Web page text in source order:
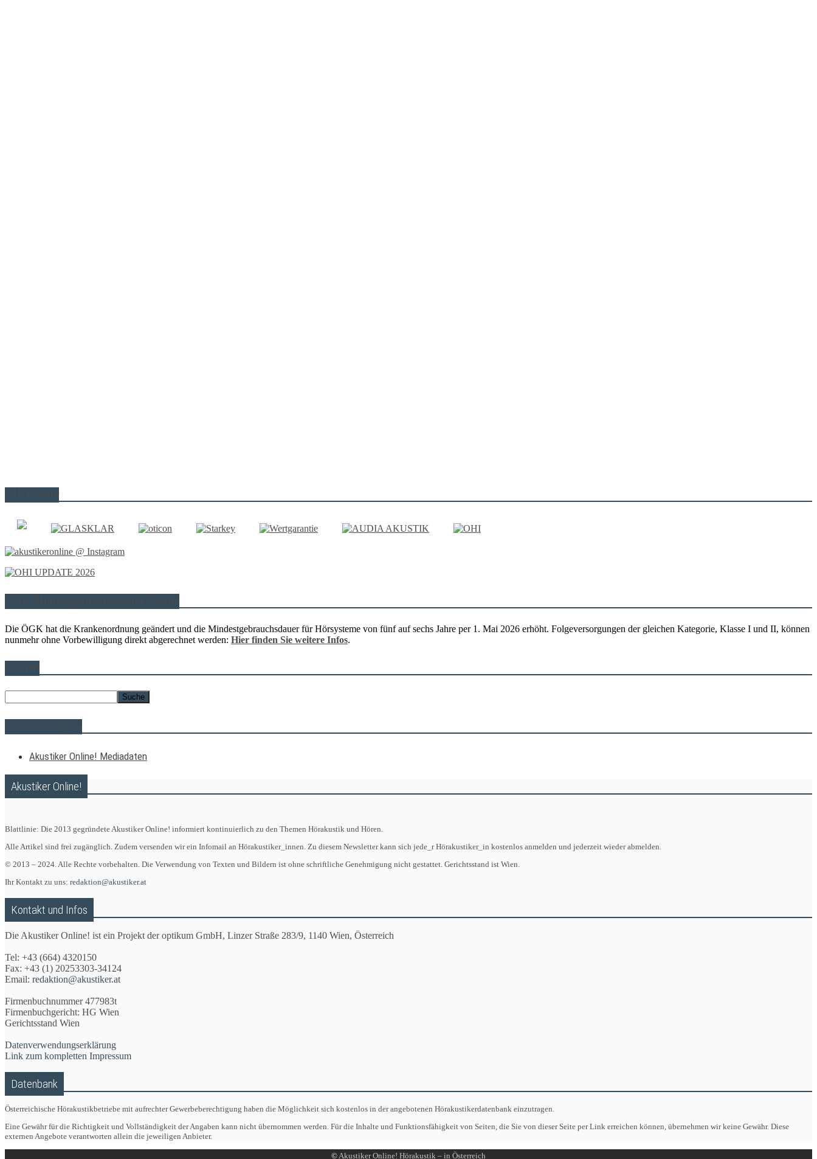
VIP Partner
ÖGK Mindestgebrauchsdauer 6 Jahre
Die ÖGK hat die Krankenordnung geändert und die Mindestgebrauchsdauer für Hörsysteme von fünf auf sechs Jahre per 1. Mai 2026 erhöht. Folgeversorgungen der gleichen Kategorie, Klasse I und II, können
nunmehr ohne Vorbewilligung direkt abgerechnet werden: Hier finden Sie weitere Infos.
Suchen
Dienstleistungen
Akustiker Online! Mediadaten
Akustiker Online!
Blattlinie: Die 2013 gegründete Akustiker Online! informiert kontinuierlich zu den Themen Hörakustik und Hören.
Alle Artikel sind frei zugänglich. Zudem versenden wir ein Infomail an Hörakustiker_innen. Zu diesem Newsletter kann sich jede_r Hörakustiker_in kostenlos anmelden und jederzeit wieder abmelden.
© 2013 – 2024. Alle Rechte vorbehalten. Die Verwendung von Texten und Bildern ist ohne schriftliche Genehmigung nicht gestattet. Gerichtsstand ist Wien.
Ihr Kontakt zu uns: redaktion@akustiker.at
Kontakt und Infos
Die Akustiker Online! ist ein Projekt der optikum GmbH, Linzer Straße 283/9, 1140 Wien, Österreich
Tel: +43 (664) 4320150
Fax: +43 (1) 20253303-34124
Email: redaktion@akustiker.at
Firmenbuchnummer 477983t
Firmenbuchgericht: HG Wien
Gerichtsstand Wien
Datenverwendungserklärung
Link zum kompletten Impressum
Datenbank
Österreichische Hörakustikbetriebe mit aufrechter Gewerbeberechtigung haben die Möglichkeit sich kostenlos in der angebotenen Hörakustikerdatenbank einzutragen.
Eine Gewähr für die Richtigkeit und Vollständigkeit der Angaben kann nicht übernommen werden. Für die Inhalte und Funktionsfähigkeit von Seiten, die Sie von dieser Seite per Link erreichen können, übernehmen wir keine Gewähr. Diese
externen Angebote verantworten allein die jeweiligen Anbieter.
© Akustiker Online! Hörakustik – in Österreich